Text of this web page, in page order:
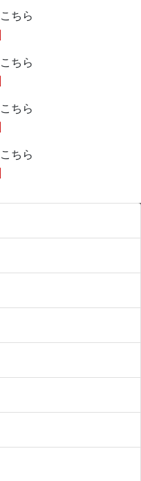
ちら
ちら
ちら
ちら